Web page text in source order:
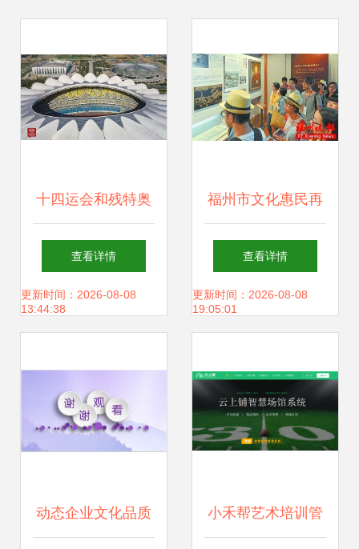
十四运会和残特奥
会城市志愿者线上
报名启动 文化场馆
来
查看详情
更新时间：2026-08-08
13:44:38
福州市文化惠民再
升级 20多个文化场
馆免费开放，文化
查看详情
更新时间：2026-08-08
19:05:01
动态企业文化品质 小禾帮艺术培训管